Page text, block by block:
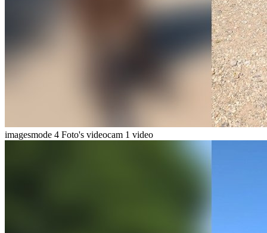
imagesmode 4 Foto's videocam 1 video